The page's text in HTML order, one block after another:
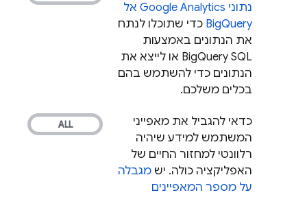
נתוני Google Analytics אל
BigQuery כדי שתוכלו לנתח
את הנתונים באמצעות
BigQuery SQL או לייצא את
הנתונים כדי להשתמש בהם
בכלים משלכם.
כדאי להגביל את מאפייני
המשתמש למידע שיהיה
רלוונטי למחזור החיים של
האפליקציה כולה. יש מגבלה
על מספר המאפיינים